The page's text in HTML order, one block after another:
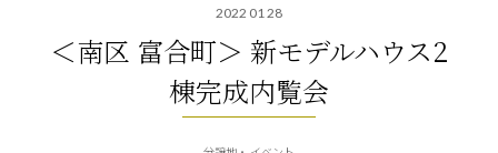
2022 01 28
＜南区 富合町＞ 新モデルハウス2
棟完成内覧会